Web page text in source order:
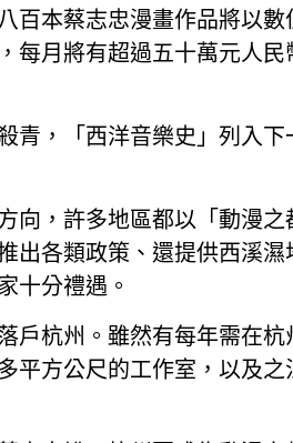
百本蔡志忠漫畫作品將以數
每月將有超過五十萬元人民
青，「西洋音樂史」列入下
向，許多地區都以「動漫之
出各類政策、還提供西溪濕
十分禮遇。
戶杭州。雖然有每年需在杭
平方公尺的工作室，以及之